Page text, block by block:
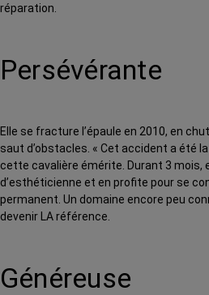
réparation.
Persévérante
Elle se fracture l’épaule en 2010, en
saut d’obstacles. « Cet accident a été
cette cavalière émérite. Durant 3 mois,
d’esthéticienne et en profite pour se
permanent. Un domaine encore peu
devenir LA référence.
Généreuse